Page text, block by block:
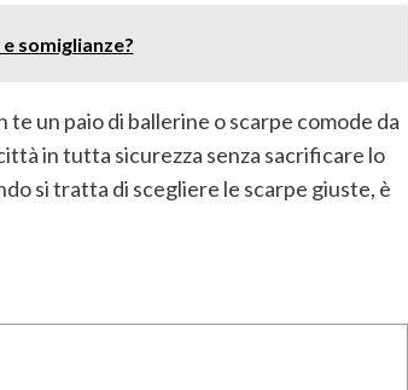
somiglianze?
un paio di ballerine o scarpe comode da
in tutta sicurezza senza sacrificare lo
si tratta di scegliere le scarpe giuste, è